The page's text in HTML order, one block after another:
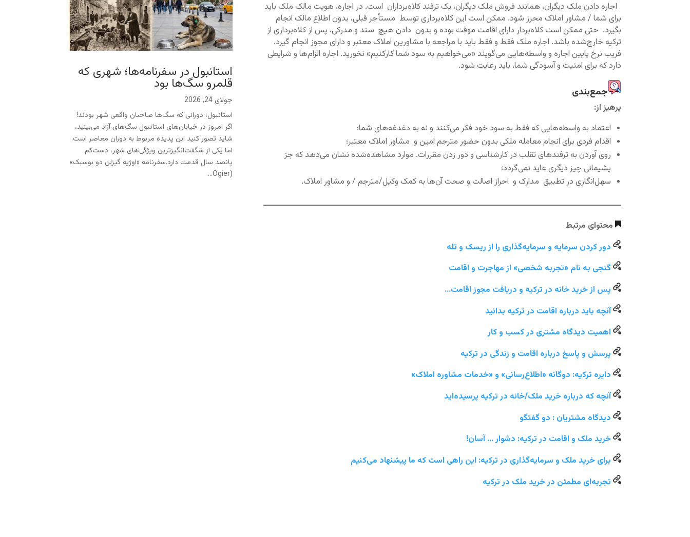
استانبول در سفرنامه‌ها؛ شهری که
قلمرو سگ‌ها بود
جولای 24, 2026
استانبول؛ دورانی که سگ‌ها صاحبان واقعی شهر بودند!
اگر امروز در خیابان‌های استانبول سگ‌های آزاد می‌بینید،
شاید تصور کنید این پدیده مربوط به دوران معاصر است.
اما یکی از شگفت‌انگیزترین ویژگی‌های شهر، دست‌کم
پانصد سال قدمت دارد.سفرنامه «اوژیه گیزلن دو بوسبک»
(Ogier...
اجاره دادن ملک دیگران، همانند فروش ملک دیگران، یک ترفند کلاه‌برداران است. در اجاره، هویت مالک ملک باید
برای شما / مشاور املاک محرز شود. ممکن است این کلاه‌برداری توسط مستأجر قبلی، بدون اطلاع مالک انجام
بگیرد. حتی ممکن است کلاه‌بردار دارای اقامت موقت بوده و بدون دادن هیچ سند و مدرکی، پس از کلاه‌برداری از
ترکیه خارج‌شده باشد. اجاره ملک فقط و فقط باید با مراجعه با مشاورین املاک معتبر و دارای مجوز انجام گیرد.
فریب نرخ پایین اجاره و واسطه‌هایی می‌گویند «می‌خواهیم‌ به سود شما کارکنیم» نخورید. اجاره الزام‌ها و شرایطی
دارد که برای امنیت و آسودگی شما، باید رعایت شود.
جمع‌بندی
پرهیز از:
اعتماد به واسطه‌هایی که فقط به سود خود فکر می‌کنند و نه به دغدغه‌های شما؛
اقدام فردی برای انجام معامله ملکی بدون حضور مترجم امین و مشاور املاک معتبر؛
روی آوردن به ترفندهای تقلب در کارشناسی و دور زدن مقررات. موارد مشاهده‌شده نشان می‌دهد که جز
پشیمانی چیز دیگری عاید نمی‌گردد؛
سهل‌انگاری در تطبیق مدارک و احراز اصالت و صحت آن‌ها به کمک وکیل/مترجم / و مشاور املاک.
محتوای مرتبط
دور کردن سرمایه‌ و سرمایه‌گذاری را از ریسک و تله
گنجی به نام «تجربه شخصی» از مهاجرت و اقامت
پس از خرید خانه در ترکیه و دریافت مجوز اقامت…
آنچه باید درباره اقامت در ترکیه بدانید
اهمیت دیدگاه مشتری در کسب‌ و کار
پرسش و پاسخ درباره اقامت و زندگی در ترکیه
دایره ترکیه: دوگانه «اطلاع‌رسانی» و «خدمات مشاوره املاک»
آنچه که درباره خرید ملک/خانه در ترکیه پرسیده‌اید
دیدگاه مشتریان : دو گفتگو
خرید ملک و اقامت در ترکیه: دشوار … آسان!
برای خرید ملک و سرمایه‌گذاری در ترکیه: این راهی است که ما پیشنهاد می‌کنیم
تجربه‌ای مطمئن در خرید ملک در ترکیه